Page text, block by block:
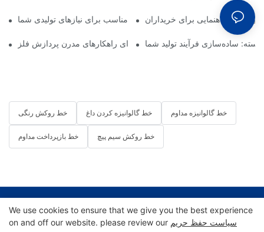
خط پوشش‌دهی کویل: انتخاب شریک مناسب برای نیازهای تولیدی شما
کویل: راهنمایی برای خریداران
خط پوشش‌دهی کویل: ضروری برای راهکارهای مدرن پردازش فلز
ساده‌سازی فرآیند تولید شما
خط روکش رنگی خط گالوانیزه کردن داغ خط گالوانیزه مداوم
خط بازپرداخت مداوم خط روکش سیم پیچ
کپی‌رایت © 2025 شرکت مهندسی تجهیزات ویفانگ هایتو |
We use cookies to ensure that we give you the best experience
on and off our website. please review our سیاست حفظ حریم